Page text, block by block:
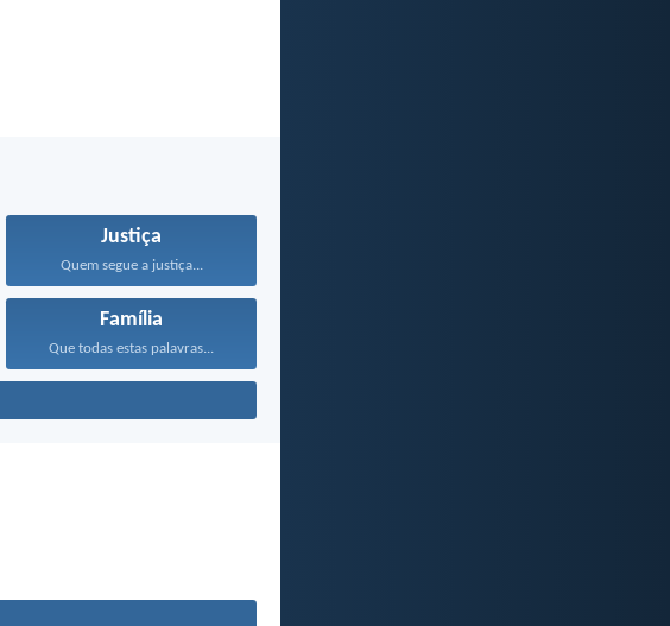
Justiça
Quem segue a justiça...
Família
Que todas estas palavras...